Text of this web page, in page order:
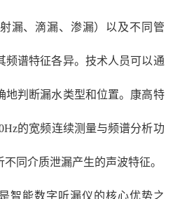
漏、滴漏、渗漏）以及不同管
频谱特征各异。技术人员可以通
地判断漏水类型和位置。康高特
的宽频连续测量与频谱分析功
同介质泄漏产生的声波特征。
智能数字听漏仪的核心优势之